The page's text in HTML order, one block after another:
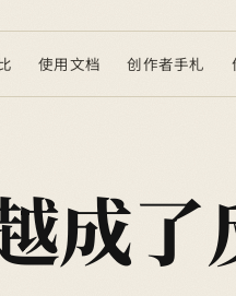
使用文档 创作者手札
成